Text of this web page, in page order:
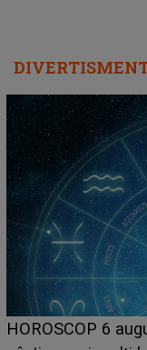
LINE-UP